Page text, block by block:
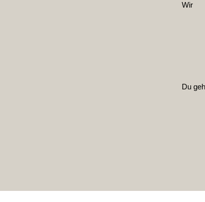
Wir
Du